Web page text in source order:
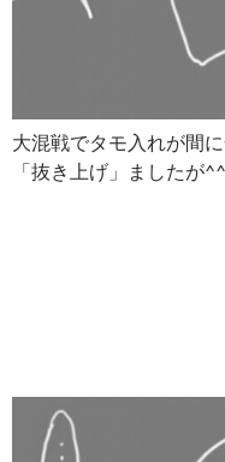
大混戦でタモ入れが間
「抜き上げ」ましたが